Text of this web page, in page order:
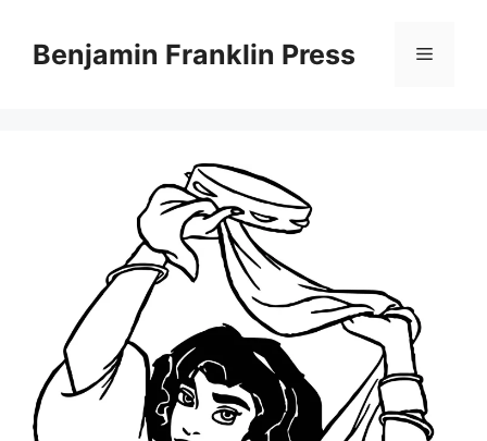
contentBenjamin Franklin Press Menu